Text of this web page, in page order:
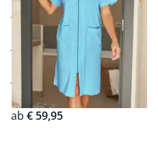
kuschelig soft und
saugfähig
angenehm
klimatisierend
pflegeleichter
Baumwollmix
ab € 59,95